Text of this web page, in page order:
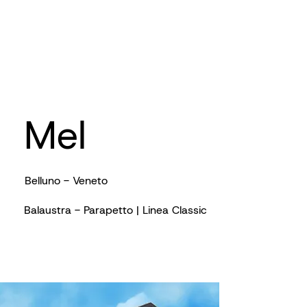
Mel
Belluno - Veneto
Balaustra - Parapetto | Linea Classic